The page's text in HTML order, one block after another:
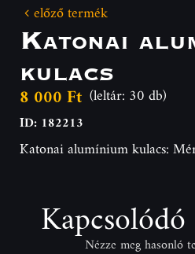
előző termék
Katonai
kulacs
8 000 Ft (leltár: 30 db)
ID: 182213
Katonai alumínium kulacs:
Nézze meg hasonló